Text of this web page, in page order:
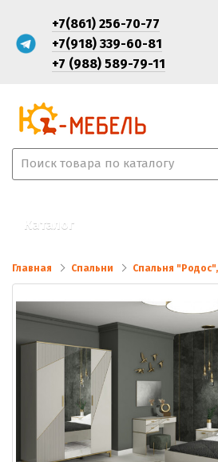
+7(861) 256-70-77
+7(918) 339-60-81
+7 (988) 589-79-11
Каталог
Главная Спальни Спальня